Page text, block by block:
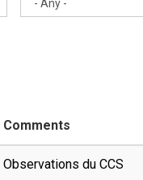
Comments
Observations du CCS